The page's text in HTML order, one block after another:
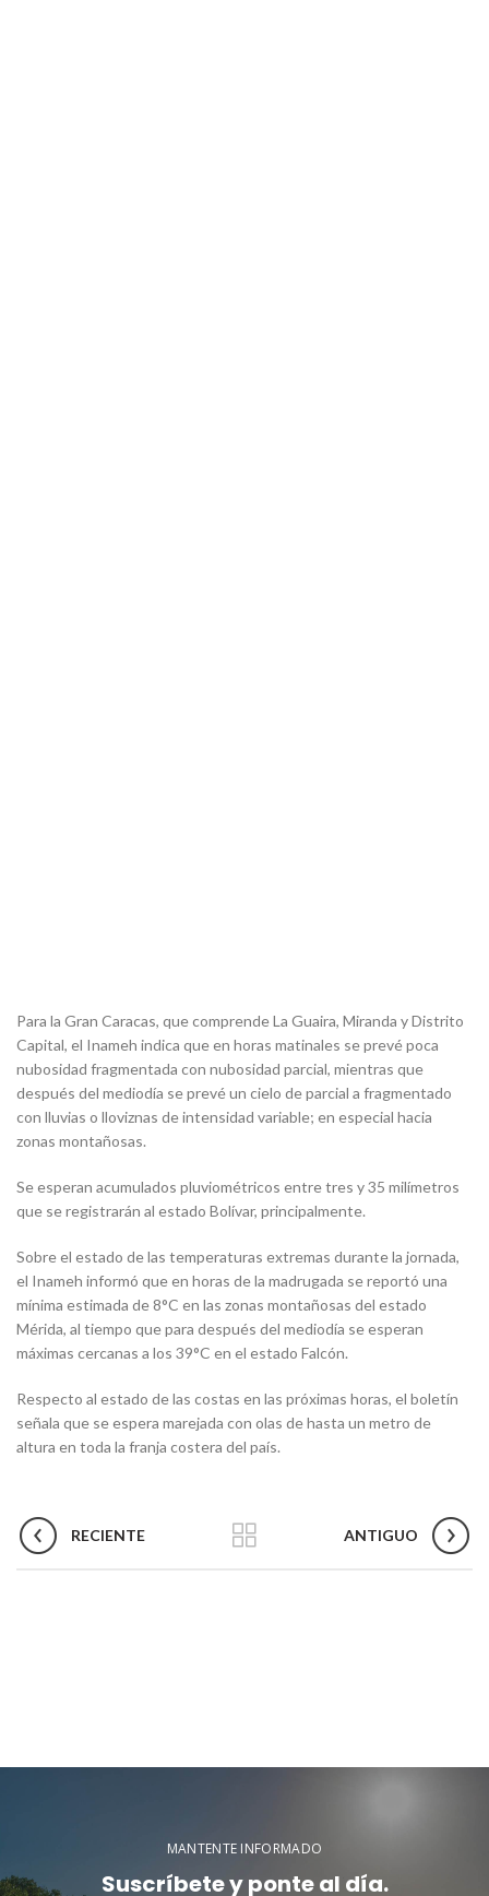
Para la Gran Caracas, que comprende La Guaira, Miranda y Distrito
Capital, el Inameh indica que en horas matinales se prevé poca
nubosidad fragmentada con nubosidad parcial, mientras que
después del mediodía se prevé un cielo de parcial a fragmentado
con lluvias o lloviznas de intensidad variable; en especial hacia
zonas montañosas.
Se esperan acumulados pluviométricos entre tres y 35 milímetros
que se registrarán al estado Bolívar, principalmente.
Sobre el estado de las temperaturas extremas durante la jornada,
el Inameh informó que en horas de la madrugada se reportó una
mínima estimada de 8°C en las zonas montañosas del estado
Mérida, al tiempo que para después del mediodía se esperan
máximas cercanas a los 39°C en el estado Falcón.
Respecto al estado de las costas en las próximas horas, el boletín
señala que se espera marejada con olas de hasta un metro de
altura en toda la franja costera del país.
RECIENTE ANTIGUO
MANTENTE INFORMADO
Suscríbete y ponte al día.